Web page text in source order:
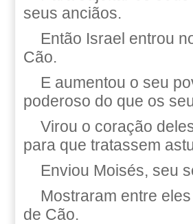
seus anciãos.
Então Israel entrou
Cão.
E aumentou o seu
poderoso do que os
Virou o coração
para que tratassem
Enviou Moisés, seu
Mostraram entre
de Cão.